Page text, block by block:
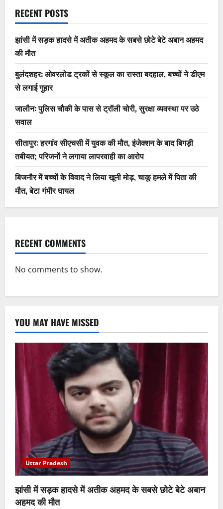
RECENT POSTS
झांसी में सड़क हादसे में अतीक अहमद के सबसे छोटे बेटे अबान अहमद
की मौत
बुलंदशहर: ओवरलोड ट्रकों से स्कूल का रास्ता बदहाल, बच्चों ने डीएम
से लगाई गुहार
जालौन: पुलिस चौकी के पास से ट्रॉली चोरी, सुरक्षा व्यवस्था पर उठे
सवाल
सीतापुर: हरगांव सीएचसी में युवक की मौत, इंजेक्शन के बाद बिगड़ी
तबीयत; परिजनों ने लगाया लापरवाही का आरोप
बिजनौर में बच्चों के विवाद ने लिया खूनी मोड़, चाकू हमले में पिता की
मौत, बेटा गंभीर घायल
RECENT COMMENTS
No comments to show.
YOU MAY HAVE MISSED
Uttar Pradesh
झांसी में सड़क हादसे में अतीक अहमद के सबसे छोटे बेटे अबान
अहमद की मौत